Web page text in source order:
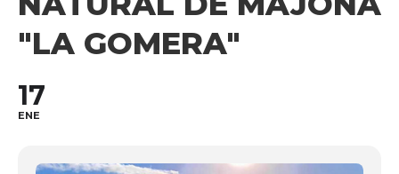
"LA GOMERA"
17
ENE